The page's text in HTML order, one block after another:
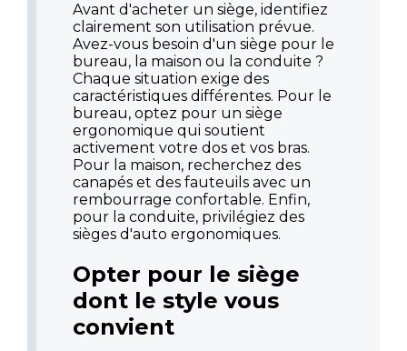
Avant d'acheter un siège, identifiez
clairement son utilisation prévue.
Avez-vous besoin d'un siège pour le
bureau, la maison ou la conduite ?
Chaque situation exige des
caractéristiques différentes. Pour le
bureau, optez pour un siège
ergonomique qui soutient
activement votre dos et vos bras.
Pour la maison, recherchez des
canapés et des fauteuils avec un
rembourrage confortable. Enfin,
pour la conduite, privilégiez des
sièges d'auto ergonomiques.
Opter pour le siège
dont le style vous
convient